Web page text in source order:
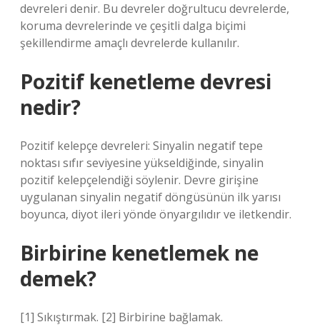
devreleri denir. Bu devreler doğrultucu devrelerde,
koruma devrelerinde ve çeşitli dalga biçimi
şekillendirme amaçlı devrelerde kullanılır.
Pozitif kenetleme devresi
nedir?
Pozitif kelepçe devreleri: Sinyalin negatif tepe
noktası sıfır seviyesine yükseldiğinde, sinyalin
pozitif kelepçelendiği söylenir. Devre girişine
uygulanan sinyalin negatif döngüsünün ilk yarısı
boyunca, diyot ileri yönde önyargılıdır ve iletkendir.
Birbirine kenetlemek ne
demek?
[1] Sıkıştırmak. [2] Birbirine bağlamak.